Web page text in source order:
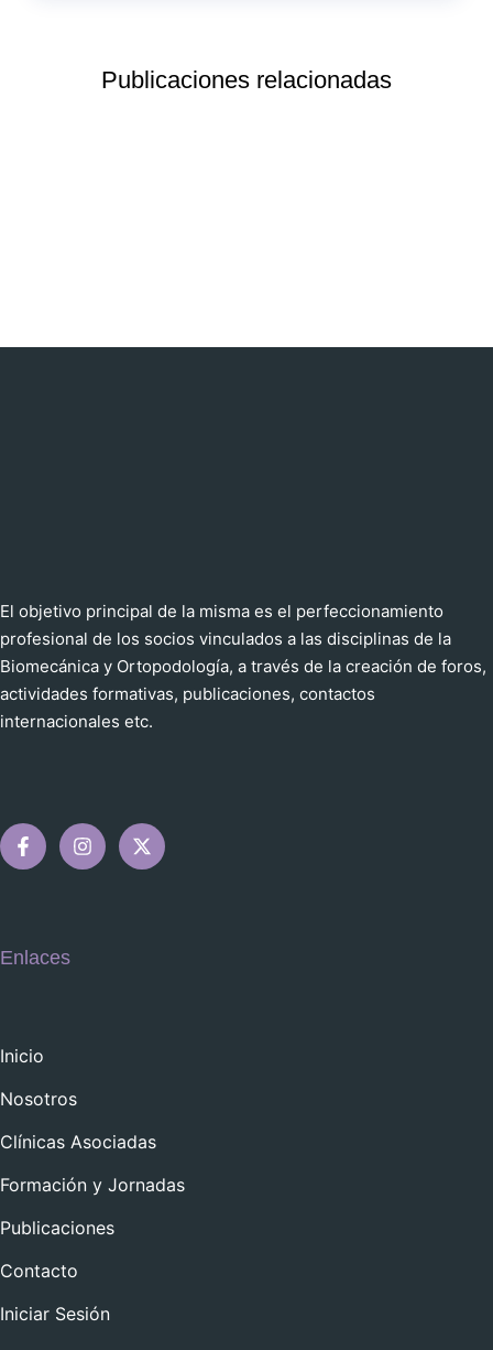
Publicaciones relacionadas
El objetivo principal de la misma es el perfeccionamiento
profesional de los socios vinculados a las disciplinas de la
Biomecánica y Ortopodología, a través de la creación de foros,
actividades formativas, publicaciones, contactos
internacionales etc.
Enlaces
Inicio
Nosotros
Clínicas Asociadas
Formación y Jornadas
Publicaciones
Contacto
Iniciar Sesión